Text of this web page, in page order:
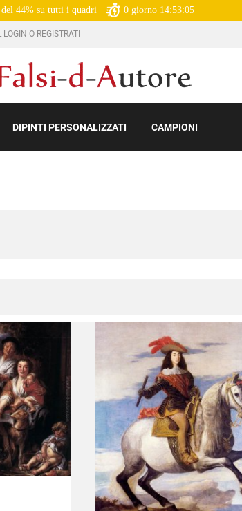
del 44% su tutti i quadri 0 giorno 14:53:03
O REGISTRATI
DIPINTI PERSONALIZZATI CAMPIONI